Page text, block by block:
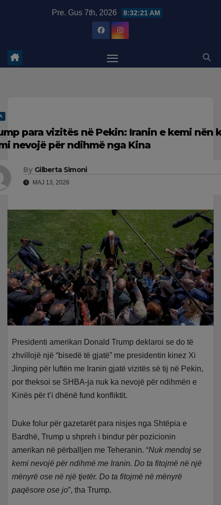
Pre. Gus 7th, 2026 8:32:22 AM
para vizitës në Pekin: Iranin e kemi nën
nevojë për ndihmë nga Kina
By Gilberta Simoni
MAJ 13, 2026
Presidenti amerikan Donald Trump deklaroi se do të
zhvillojë një “bisedë të gjatë” me presidentin kinez Xi
Jinping për luftën me Iranin gjatë vizitës së tij në Pekin,
por theksoi se SHBA-ja nuk ka nevojë për ndihmën e
Kinës për t’i dhënë fund konfliktit.
Duke folur për gazetarët para nisjes nga Shtëpia e
Bardhë, Trump u shpreh i bindur për pozicionin
amerikan në përballjen me Teheranin. “Nuk mendoj se
kemi nevojë për ndihmë me Iranin. Do ta fitojmë në një
mënyrë ose në një tjetër. Do ta fitojmë në mënyrë
paqësore ose jo”, tha Trump.